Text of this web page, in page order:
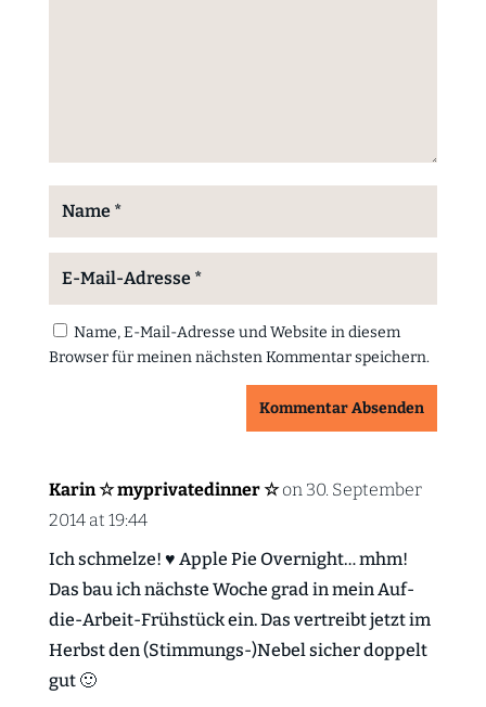
Karin ☆ myprivatedinner ☆ on 30. September
2014 at 19:44
Ich schmelze! ♥ Apple Pie Overnight… mhm!
Das bau ich nächste Woche grad in mein Auf-
die-Arbeit-Frühstück ein. Das vertreibt jetzt im
Herbst den (Stimmungs-)Nebel sicher doppelt
gut 🙂
Name, E-Mail-Adresse und Website in diesem
Browser für meinen nächsten Kommentar speichern.
Kommentar Absenden